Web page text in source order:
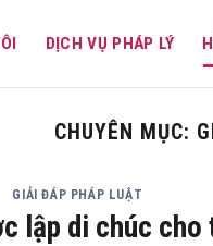
DỊCH VỤ PHÁP LÝ
CHUYÊN MỤC:
GIẢI ĐÁP PHÁP LUẬT
lập di chúc cho